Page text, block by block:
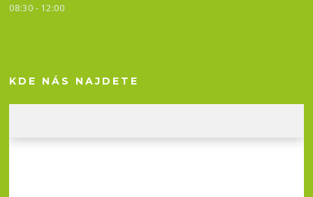
08:30 - 12:00
KDE NÁS NAJDETE